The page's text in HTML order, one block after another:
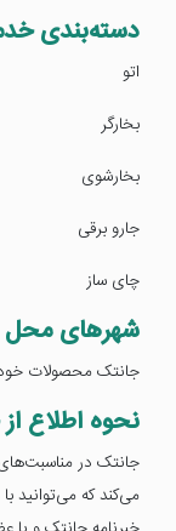
دسته‌بندی
اتو
بخارگر
بخارشوی
جارو برقی
چای ساز
شهرهای محل
جانتک محصولات خود
نحوه اطلاع
جانتک در
می‌کند که می‌توانید